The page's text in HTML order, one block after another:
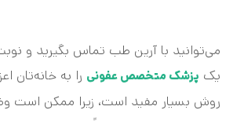
می‌توانید با آرین طب تماس بگیرید و
یک پزشک متخصص عفونی را به خانه‌تان
روش بسیار مفید است، زیرا ممکن است